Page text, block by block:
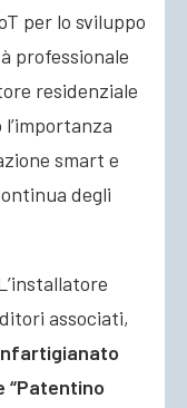
per lo sviluppo
professionale
residenziale
smart e
degli
associati,